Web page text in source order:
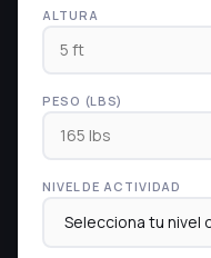
ALTURA
PESO (LBS)
NIVEL DE ACTIVIDAD